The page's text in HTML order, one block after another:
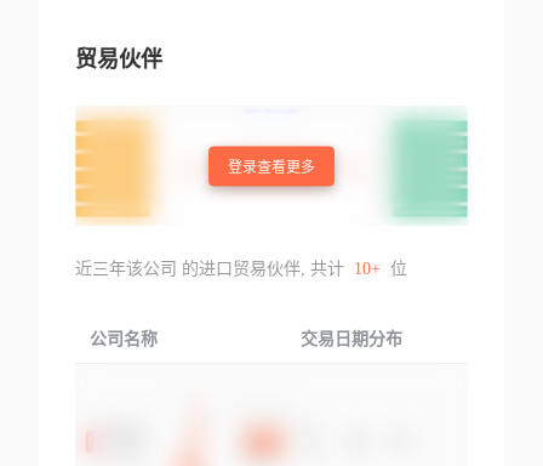
贸易伙伴
登录查看更多
近三年该公司 的进口贸易伙伴, 共计 10+ 位
公司名称 交易日期分布